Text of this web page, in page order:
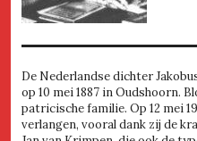
De Nederlandse dichter
op 10 mei 1887 in Oudshoorn.
patricische familie. Op 12 mei
verlangen, vooral dank zij de